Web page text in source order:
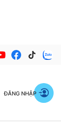
ĐĂNG NHẬP